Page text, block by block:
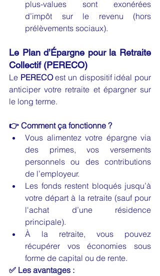
plus-values sont exonérées
d’impôt sur le revenu (hors
prélèvements sociaux).
Le Plan d’Épargne pour la Retraite
Collectif (PERECO)
Le PERECO est un dispositif idéal pour
anticiper votre retraite et épargner sur
le long terme.
👉 Comment ça fonctionne ?
Vous alimentez votre épargne via
des primes, vos versements
personnels ou des contributions
de l’employeur.
Les fonds restent bloqués jusqu’à
votre départ à la retraite (sauf pour
l'achat d’une résidence
principale).
À la retraite, vous pouvez
récupérer vos économies sous
forme de capital ou de rente.
✅ Les avantages :